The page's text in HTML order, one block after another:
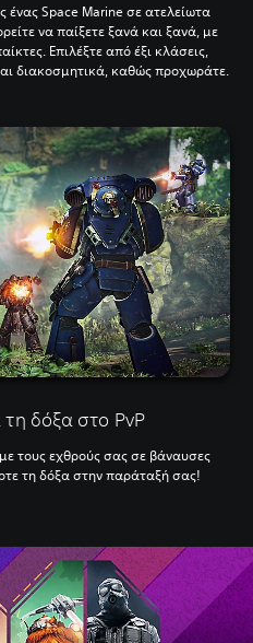
ένας Space Marine σε ατελείωτα
να παίξετε ξανά και ξανά, με
Επιλέξτε από έξι κλάσεις,
διακοσμητικά, καθώς προχωράτε.
δόξα στο PvP
τους εχθρούς σας σε βάναυσες
τη δόξα στην παράταξή σας!